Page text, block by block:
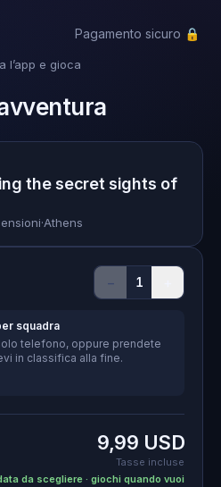
Pagamento sicuro 🔒
l’app e gioca
the secret sights of
·Athens
− 1
squadra
telefono, oppure prendete
in classifica alla fine.
9,99 USD
Tasse incluse
da scegliere · giochi quando vuoi